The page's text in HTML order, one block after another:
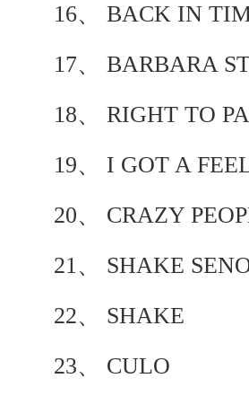
16、 BACK IN
17、 BARBARA
18、 RIGHT TO
19、 I GOT A
20、 CRAZY
21、 SHAKE
22、 SHAKE
23、 CULO